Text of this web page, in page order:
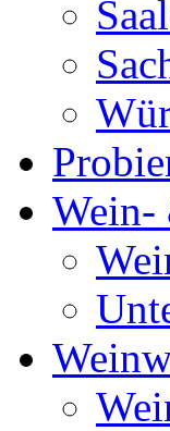
Wein-